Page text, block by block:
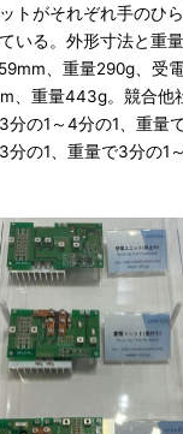
トがそれぞれ手のひ
いる。外形寸法と重
、重量290g、受
、重量443g。競合他
分の1～4分の1、重量
分の1、重量で3分の1